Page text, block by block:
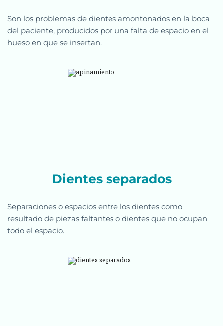
Son los problemas de dientes amontonados en la boca
del paciente, producidos por una falta de espacio en el
hueso en que se insertan.
Dientes separados
Separaciones o espacios entre los dientes como
resultado de piezas faltantes o dientes que no ocupan
todo el espacio.